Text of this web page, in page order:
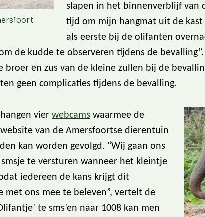
slapen in het binnenverblijf van
tijd om mijn hangmat uit de
als eerste bij de olifanten
de kudde te observeren tijdens de
broer en zus van de kleine zullen bij de
geen complicaties tijdens de bevalling.
vier webcams waarmee de
van de Amersfoortse dierentuin
kan worden gevolgd. “Wij gaan ons
te versturen wanneer het kleintje
iedereen de kans krijgt dit
met ons mee te beleven”, vertelt de
te sms’en naar 1008 kan men